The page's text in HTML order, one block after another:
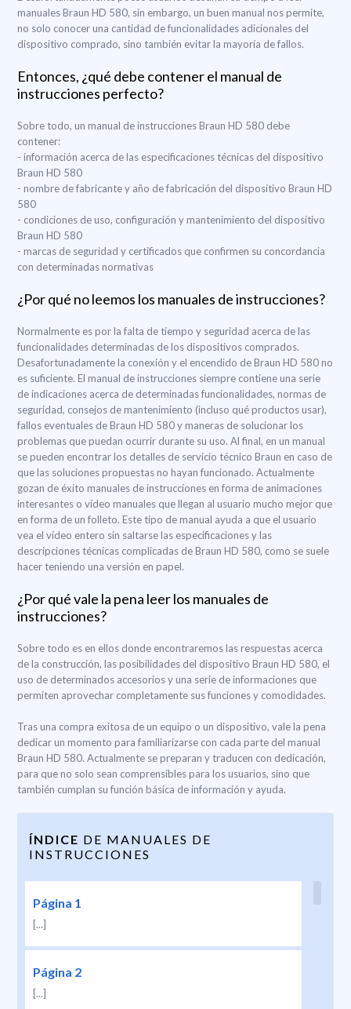
manuales Braun HD 580, sin embargo, un buen manual nos permite,
no solo conocer una cantidad de funcionalidades adicionales del
dispositivo comprado, sino también evitar la mayoría de fallos.
Entonces, ¿qué debe contener el manual de
instrucciones perfecto?
Sobre todo, un manual de instrucciones Braun HD 580 debe
contener:
- información acerca de las especificaciones técnicas del dispositivo
Braun HD 580
- nombre de fabricante y año de fabricación del dispositivo Braun HD
580
- condiciones de uso, configuración y mantenimiento del dispositivo
Braun HD 580
- marcas de seguridad y certificados que confirmen su concordancia
con determinadas normativas
¿Por qué no leemos los manuales de instrucciones?
Normalmente es por la falta de tiempo y seguridad acerca de las
funcionalidades determinadas de los dispositivos comprados.
Desafortunadamente la conexión y el encendido de Braun HD 580 no
es suficiente. El manual de instrucciones siempre contiene una serie
de indicaciones acerca de determinadas funcionalidades, normas de
seguridad, consejos de mantenimiento (incluso qué productos usar),
fallos eventuales de Braun HD 580 y maneras de solucionar los
problemas que puedan ocurrir durante su uso. Al final, en un manual
se pueden encontrar los detalles de servicio técnico Braun en caso de
que las soluciones propuestas no hayan funcionado. Actualmente
gozan de éxito manuales de instrucciones en forma de animaciones
interesantes o vídeo manuales que llegan al usuario mucho mejor que
en forma de un folleto. Este tipo de manual ayuda a que el usuario
vea el vídeo entero sin saltarse las especificaciones y las
descripciones técnicas complicadas de Braun HD 580, como se suele
hacer teniendo una versión en papel.
¿Por qué vale la pena leer los manuales de
instrucciones?
Sobre todo es en ellos donde encontraremos las respuestas acerca
de la construcción, las posibilidades del dispositivo Braun HD 580, el
uso de determinados accesorios y una serie de informaciones que
permiten aprovechar completamente sus funciones y comodidades.
Tras una compra exitosa de un equipo o un dispositivo, vale la pena
dedicar un momento para familiarizarse con cada parte del manual
Braun HD 580. Actualmente se preparan y traducen con dedicación,
para que no solo sean comprensibles para los usuarios, sino que
también cumplan su función básica de información y ayuda.
ÍNDICE DE MANUALES DE
INSTRUCCIONES
Página 1
[...]
Página 2
[...]